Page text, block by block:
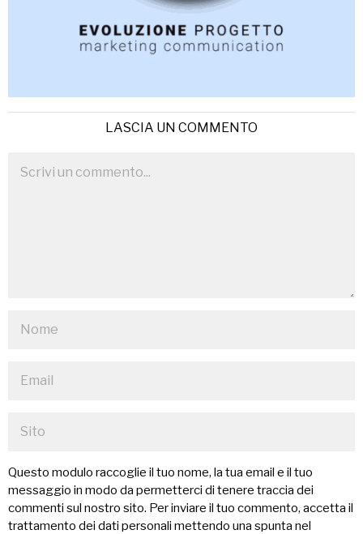
LASCIA UN COMMENTO
Questo modulo raccoglie il tuo nome, la tua email e il tuo
messaggio in modo da permetterci di tenere traccia dei
commenti sul nostro sito. Per inviare il tuo commento, accetta il
trattamento dei dati personali mettendo una spunta nel